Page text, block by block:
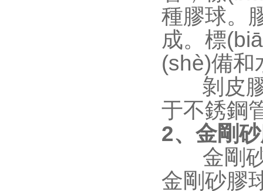
種膠球
成。
(shè)備
剝皮膠
于不銹鋼
2、金剛
金剛砂
金剛砂膠